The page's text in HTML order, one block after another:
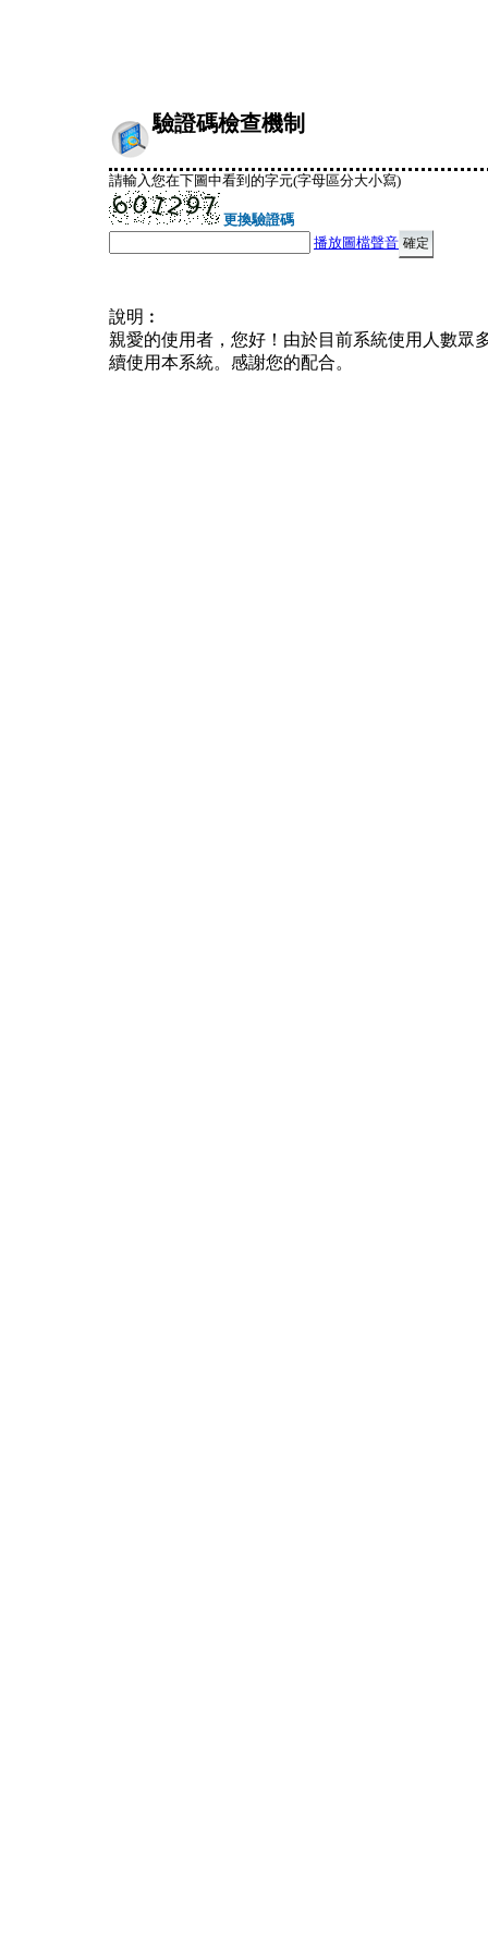
驗證碼檢查機制
請輸入您在下圖中看到的字元(字母區分大小寫)
更換驗證碼
播放圖檔聲音
說明︰
親愛的使用者，您好！由於目前系統使用人數眾
續使用本系統。感謝您的配合。